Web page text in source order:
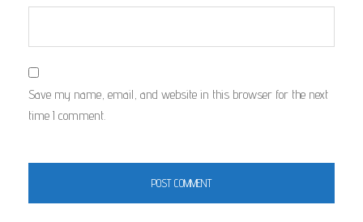
Save my name, email, and website in this browser for the next
time I comment.